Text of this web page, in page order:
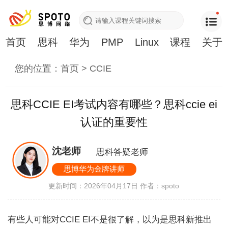
首页 思科 华为 PMP Linux 课程 关于
您的位置：首页 > CCIE
思科CCIE EI考试内容有哪些？思科ccie ei
认证的重要性
沈老师 思科答疑老师
思博华为金牌讲师
更新时间：2026年04月17日作者：spoto
有些人可能对CCIE EI不是很了解，以为是思科新推出